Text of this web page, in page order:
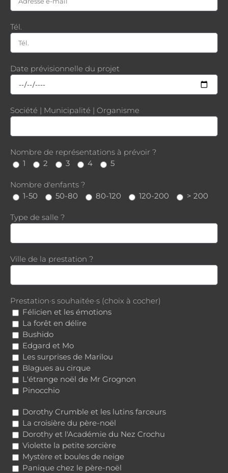
Tél.
Date prévisionnelle du projet
Société | Municipalité | Organisme
Nombre de représentations à prévoir ?
1
2 3 4 5
Nombre d'enfants ?
1-50
50-80 80-120 120-200 > 200
Type de salle ?
Ville de la prestation ?
Prestation·s souhaitée·s (choix à cocher)
Félicien et les émotions
La forêt en délire
Bushido
Edgard et Mo
Les surprises de Marilou
Blagues au cirque
L'étrange noël de Mr Grognon
Pinocchio
Dorothy Crumble et les lutins farceurs
La croisière du père-noël
Dorothy et l'Académie du Nez Crochu
Violette la petite sorcière
Mystère et boules de neige
Panique chez le père-noël